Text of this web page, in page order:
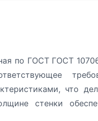
по ГОСТ ГОСТ
что
стенки